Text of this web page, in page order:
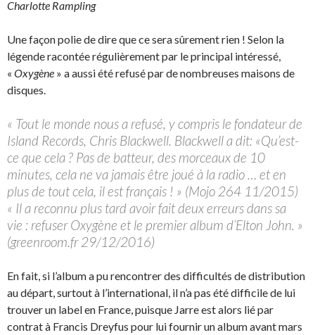
Charlotte Rampling
Une façon polie de dire que ce sera sûrement rien ! Selon la
légende racontée régulièrement par le principal intéressé,
« Oxygène » a aussi été refusé par de nombreuses maisons de
disques.
« Tout le monde nous a refusé, y compris le fondateur de
Island Records, Chris Blackwell. Blackwell a dit: «Qu’est-
ce que cela ? Pas de batteur, des morceaux de 10
minutes, cela ne va jamais être joué à la radio … et en
plus de tout cela, il est français ! » (Mojo 264 11/2015)
« Il a reconnu plus tard avoir fait deux erreurs dans sa
vie : refuser Oxygène et le premier album d’Elton John. »
(greenroom.fr 29/12/2016)
En fait, si l’album a pu rencontrer des difficultés de distribution
au départ, surtout à l’international, il n’a pas été difficile de lui
trouver un label en France, puisque Jarre est alors lié par
contrat à Francis Dreyfus pour lui fournir un album avant mars